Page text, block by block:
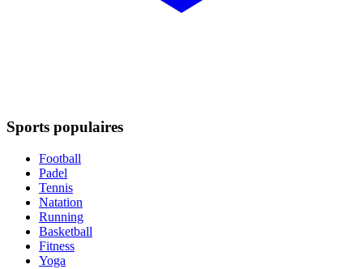
Sports populaires
Football
Padel
Tennis
Natation
Running
Basketball
Fitness
Yoga